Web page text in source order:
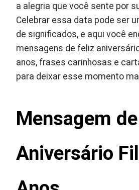
a alegria que você sente por
Celebrar essa data pode ser
de significados, e aqui você
mensagens de feliz
anos, frases carinhosas e
para deixar esse momento
Mensagem
Aniversário